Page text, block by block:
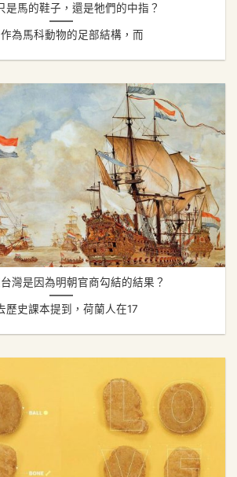
是馬的鞋子，還是牠們的中指？
為馬科動物的足部結構，而
灣是因為明朝官商勾結的結果？
歷史課本提到，荷蘭人在17